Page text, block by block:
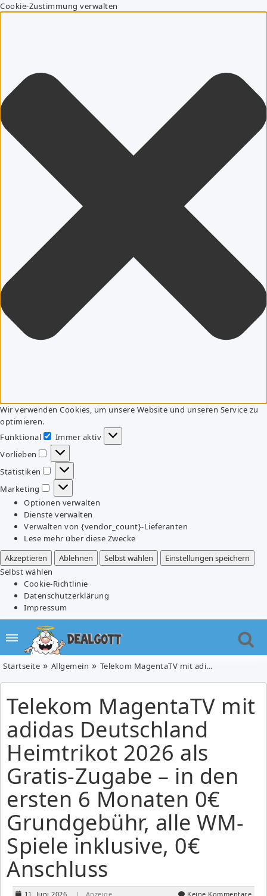
Cookie-Zustimmung verwalten
Wir verwenden Cookies, um unsere Website und unseren Service zu
optimieren.
Funktional
Funktional
Immer aktiv
Vorlieben
Vorlieben
Statistiken
Statistiken
Marketing
Marketing
Optionen verwalten
Dienste verwalten
Verwalten von {vendor_count}-Lieferanten
Lese mehr über diese Zwecke
Akzeptieren
Ablehnen Selbst wählen
Einstellungen speichern
Selbst wählen
Cookie-Richtlinie
Datenschutzerklärung
Impressum
Startseite Allgemein Telekom MagentaTV mit adidas Deutschland Heimtrikot 2026 als Gratis-Zugabe – in den ersten 6 Monaten 0€ Grundgebühr, alle WM-Spiele inklusive, 0€ Anschluss
Telekom MagentaTV mit
adidas Deutschland
Heimtrikot 2026 als
Gratis-Zugabe – in den
ersten 6 Monaten 0€
Grundgebühr, alle WM-
Spiele inklusive, 0€
Anschluss
11. Juni 2026 | Anzeige Keine Kommentare